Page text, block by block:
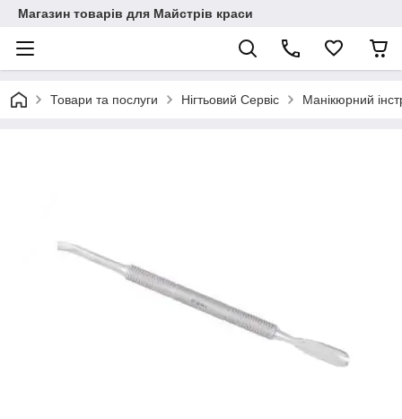
Магазин товарів для Майстрів краси
Товари та послуги Нігтьовий Сервіс Манікюрний